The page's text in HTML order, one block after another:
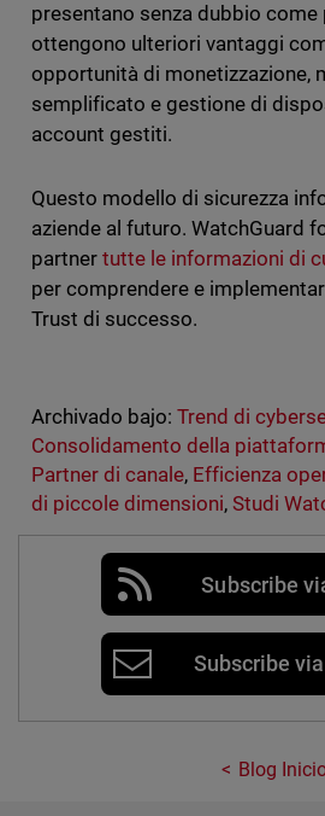
presentano senza dubbio
ottengono ulteriori vantaggi
opportunità di monetizzazione,
semplificato e gestione di
account gestiti.
Questo modello di sicurezza
aziende al futuro. WatchGuard
partner tutte le informazioni di
per comprendere e
Trust di successo.
Archivado bajo: Trend di
Consolidamento della
Partner di canale, Efficienza
di piccole dimensioni, Studi
Subscribe
Subscribe via
Blog